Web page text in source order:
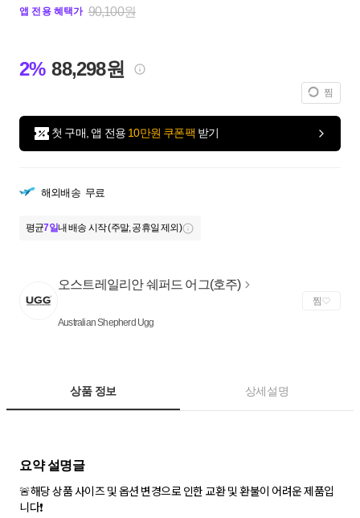
앱 전용 혜택가 90,100원
2% 88,298원
찜
첫 구매, 앱 전용 10만원 쿠폰팩 받기
해외배송 무료
평균7일내 배송 시작 (주말, 공휴일 제외)
오스트레일리안 쉐퍼드 어그(호주)
Australian Shepherd Ugg
찜
상품 정보 상세설명
요약 설명글
🚨해당 상품 사이즈 및 옵션 변경으로 인한 교환 및 환불이 어려운 제품입
니다❗